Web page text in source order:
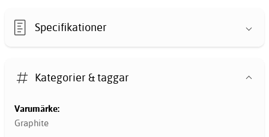
Specifikationer
Kategorier & taggar
Varumärke:
Graphite